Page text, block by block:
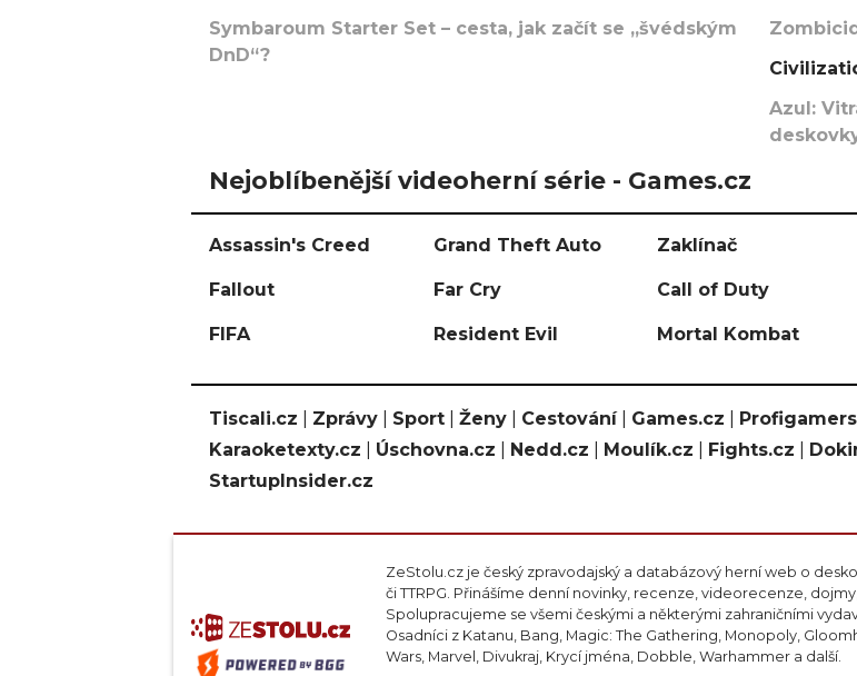
Symbaroum Starter Set – cesta, jak začít se „švédským
DnD“?
Azul:
Nejoblíbenější videoherní série - Games.cz
Assassin's Creed Grand Theft Auto Zaklínač
Fallout Far Cry Call of Duty
FIFA Resident Evil Mortal Kombat
Tiscali.cz Zprávy Sport Ženy Cestování| Games.cz
Karaoketexty.cz
Úschovna.cz Nedd.cz Moulík.cz Fights.cz
StartupInsider.cz
ZeStolu.cz je český zpravodajský a databázový herní web o
či TTRPG. Přinášíme denní novinky, recenze, videorecenze,
Spolupracujeme se všemi českými a některými zahraničními
Osadníci z Katanu, Bang, Magic: The Gathering, Monopoly,
Wars, Marvel, Divukraj, Krycí jména, Dobble, Warhammer a další.